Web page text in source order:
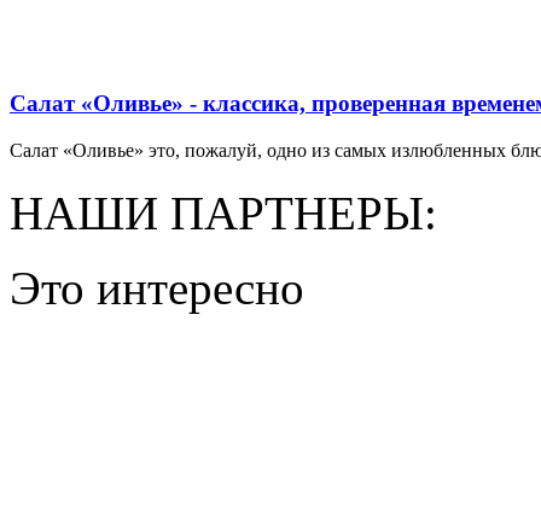
Салат «Оливье» - классика, проверенная
Салат «Оливье» это, пожалуй, одно из самых излюбленных
НАШИ ПАРТНЕРЫ:
Это интересно